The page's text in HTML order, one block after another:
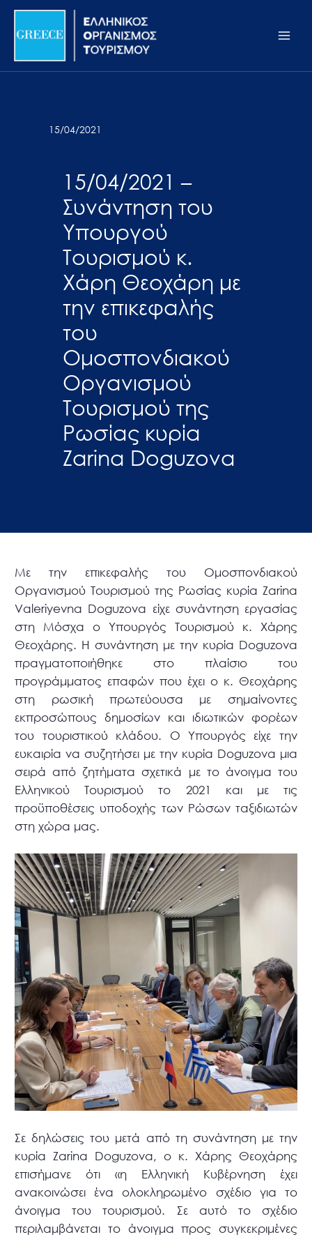
Σημείωση:
ιστότοπος
προσβασιμότητας.
Μετάβαση
περιεχόμενο
15/04/2021
15/04/2021 –
Συνάντηση του
Υπουργού
Τουρισμού κ.
Χάρη Θεοχάρη με
την επικεφαλής
του
Ομοσπονδιακού
Οργανισμού
Τουρισμού της
Ρωσίας κυρία
Zarina Doguzova
Με την επικεφαλής του Ομοσπονδιακού
Οργανισμού Τουρισμού της Ρωσίας κυρία Zarina
Valeriyevna Doguzova είχε συνάντηση εργασίας
στη Μόσχα ο Υπουργός Τουρισμού κ. Χάρης
Θεοχάρης. Η συνάντηση με την κυρία Doguzova
πραγματοποιήθηκε στο πλαίσιο του
προγράμματος επαφών που έχει ο κ. Θεοχάρης
στη ρωσική πρωτεύουσα με σημαίνοντες
εκπροσώπους δημοσίων και ιδιωτικών φορέων
του τουριστικού κλάδου. Ο Υπουργός είχε την
ευκαιρία να συζητήσει με την κυρία Doguzova μια
σειρά από ζητήματα σχετικά με το άνοιγμα του
Ελληνικού Τουρισμού το 2021 και με τις
προϋποθέσεις υποδοχής των Ρώσων ταξιδιωτών
στη χώρα μας.
Σε δηλώσεις του μετά από τη συνάντηση με την
κυρία Zarina Doguzova, ο κ. Χάρης Θεοχάρης
επισήμανε ότι «η Ελληνική Κυβέρνηση έχει
ανακοινώσει ένα ολοκληρωμένο σχέδιο για το
άνοιγμα του τουρισμού. Σε αυτό το σχέδιο
περιλαμβάνεται το άνοιγμα προς συγκεκριμένες